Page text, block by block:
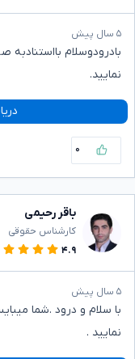
۵ سال پیش
بادرودوسلام
نمایید.
۰
باقر رحیمی
کارشناس حقوقی
۴.۹
۵ سال پیش
با سلام و درود .شما
نمایید .